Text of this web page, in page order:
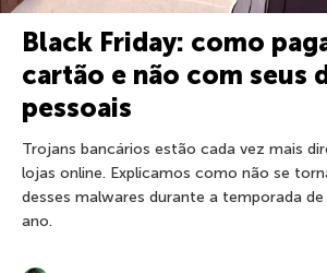
Black Friday: como
cartão e não com seus
pessoais
Trojans bancários estão cada vez mais
lojas online. Explicamos como não se
desses malwares durante a temporada
ano.